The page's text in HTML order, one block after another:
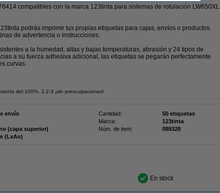
compatibles con la marca 123tinta para sistemas de rotulación LW650XL
podrás imprimir tus propias etiquetas para cajas, envíos o productos.
de advertencia o instrucciones.
a la humedad, altas y bajas temperaturas, abrasión y 24 tipos de
a su fuerza adhesiva adicional, las etiquetas se pegarán perfectamente
curvas.
del 100%. 1-2-3 ¡sin preocupaciones!
envío Cantidad:
50 etiquetas
Marca:
123tinta
(capa superior) Núm. de item:
089328
mm (LxAn)
En stock